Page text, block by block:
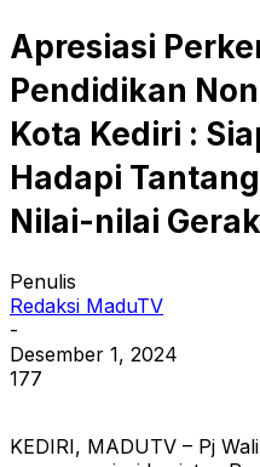
Apresiasi
Pendidikan
Kota Kediri :
Hadapi
Nilai-nilai
Penulis
Redaksi MaduTV
-
Desember 1, 2024
177
KEDIRI, MADUTV – Pj